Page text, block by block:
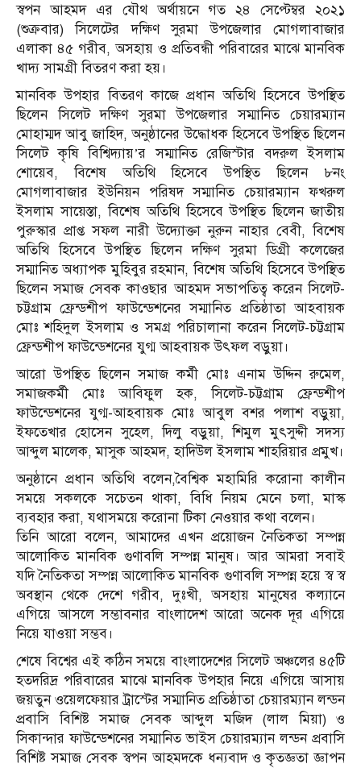
স্বপন আহমদ এর যৌথ অর্থায়নে গত ২৪ সেপ্টেম্বর ২০২১
(শুক্রবার) সিলেটের দক্ষিণ সুরমা উপজেলার মোগলাবাজার
এলাকা ৪৫ গরীব, অসহায় ও প্রতিবন্ধী পরিবারের মাঝে মানবিক
খাদ্য সামগ্রী বিতরণ করা হয়।
মানবিক উপহার বিতরণ কাজে প্রধান অতিথি হিসেবে উপস্থিত
ছিলেন সিলেট দ‌ক্ষিণ সুরমা উপ‌জেলার সম্মা‌নিত চেয়ারম্যান
মোহাম্মদ আবু জা‌হিদ, অনুষ্ঠা‌নের উ‌দ্ধোধক হি‌সে‌বে উপস্থিত ছিলেন
সি‌লেট কৃ‌ষি বিশ্বিদ্যায়’র সম্মা‌নিত রে‌জিস্টার বদরুল ইসলাম
শো‌য়েব, বি‌শেষ অতিথি হিসেবে উপস্থিত ছিলেন ৮নং
মোগলাবাজার ইউ‌নিয়ন পরিষদ সম্মা‌নিত চেয়ারম্যান ফখরুল
ইসলাম সায়েস্তা, বি‌শেষ অতিথি হিসেবে উপস্থিত ছিলেন জাতীয়
পুরুস্কার প্রাপ্ত সফল নারী উ‌‌দ্যোক্তা নুরুন নাহার বেবী, বিশেষ
অতিথি হিসেবে উপস্থিত ছিলেন দ‌ক্ষিণ সুরমা ডিগ্রী ক‌লে‌জের
সম্মা‌নিত অধ্যাপক মু‌হিবুর রহমান, বি‌শেষ অতিথি হিসেবে উপস্থিত
ছিলেন সমাজ সেবক কাওছার আহমদ সভাপ‌তিত্ব ক‌রেন সিলেট-
চট্টগ্রাম ফ্রেন্ডশীপ ফাউন্ডেশনের সম্মা‌নিত প্রতিষ্ঠাতা আহবায়ক
মোঃ শহিদুল ইসলাম ও সমগ্র প‌রিচালানা ক‌রেন সিলেট-চট্টগ্রাম
ফ্রেন্ডশীপ ফাউন্ডেশনের যুগ্ম আহবায়ক উৎফল বড়ুয়া।
আ‌রো উপ‌স্থিত ছি‌লেন সমাজ কর্মী মোঃ এনাম উদ্দিন রুমেল,
সমাজকর্মী মোঃ আবিফুল হক, সিলেট-চট্টগ্রাম ফ্রেন্ডশীপ
ফাউন্ডেশনের যুগ্ম-আহবায়ক মোঃ আবুল বশর পলাশ বড়ুয়া,
ইফ‌তেখার হো‌সেন সু‌হেল, দিলু বড়ুয়া, শিমুল মুৎসুদ্দী সদস‌্য
আব্দুল মা‌লেক, মাসুক আহমদ, হা‌দিউল ইসলাম শাহ‌রিয়ার প্রমুখ।
অনুষ্ঠানে প্রধান অতিথি বলেন,বৈশ্বিক মহামিরি করোনা কালীন
সময়ে সকলকে সচেতন থাকা, বিধি নিয়ম মেনে চলা, মাস্ক
ব্যবহার করা, যথাসময়ে করোনা টিকা নেওয়ার কথা বলেন।
তিনি আরো বলেন, আমাদের এখন প্রয়োজন নৈতিকতা সম্পন্ন
আলোকিত মানবিক গুণাবলি সম্পন্ন মানুষ। আর আমরা সবাই
যদি নৈতিকতা সম্পন্ন আলোকিত মানবিক গুণাবলি সম্পন্ন হয়ে স্ব স্ব
অবস্থান থেকে দেশে গরীব, দুঃখী, অসহায় মানুষের কল্যানে
এগিয়ে আসলে সম্ভাবনার বাংলাদেশ আরো অনেক দূর এগিয়ে
নিয়ে যাওয়া সম্ভব।
শেষে বিশ্বের এই কঠিন সময়ে বাংলাদেশের সিলেট অঞ্চলের ৪৫‌টি
হতদরিদ্র পরিবারের মাঝে মানবিক উপহার নিয়ে এগিয়ে আসায়
জয়তুন ও‌য়েলফেয়ার ট্রাস্ট‌ের সম্মা‌নিত প্রতিষ্ঠাতা চেয়ারম‌্যান লন্ডন
প্রবা‌সি বি‌শিষ্ট সমাজ সেবক আব্দুল ম‌জিদ (লাল মিয়া) ও
সিকান্দার ফাউ‌ন্ডেশ‌নের সম্মা‌নিত ভাইস চেয়ারম‌্যান লন্ডন প্রবা‌সি
বি‌শিষ্ট সমাজ সেবক স্বপন আহমদকে ধন্যবাদ ও কৃতজ্ঞতা জ্ঞাপন